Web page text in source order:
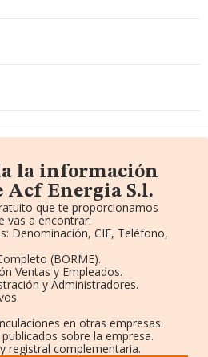
la información
Acf Energia S.l.
que te proporcionamos
vas a encontrar:
Denominación, CIF, Teléfono,
(BORME).
Ventas y Empleados.
y Administradores.
en otras empresas.
sobre la empresa.
registral complementaria.